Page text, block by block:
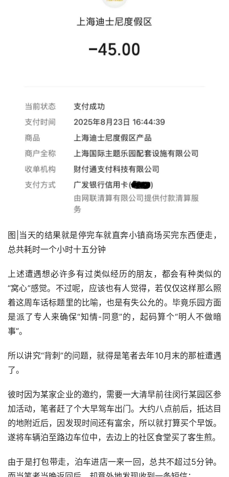
图|当天的结果就是停完车就直奔小镇商场买完东西便走，
总共耗时一个小时十五分钟
上述遭遇想必许多有过类似经历的朋友，都会有种类似的
“窝心”感觉。不过呢，应该也有人觉得，若仅仅这样那么照
着这周车话标题里的比喻，也是有失公允的。毕竟乐园方面
是派了专人来确保“知情-同意”的，起码算个“明人不做暗
事”。
所以讲究“背刺”的问题，就得是笔者去年10月末的那桩遭遇
了。
彼时因为某家企业的邀约，需要一大清早前往闵行某园区参
加活动，笔者赶了个大早驾车出门。大约八点前后，抵达目
的地附近后，因发现时间还有富余，所以就打算买个早饭。
遂将车辆泊至路边车位中，去边上的社区食堂买了客生煎。
由于是打包带走，泊车进店一来一回，总共不超过5分钟。